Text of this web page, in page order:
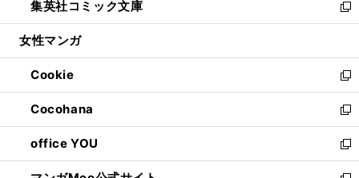
く
で
開
ド
ウ
開
く
ィ
ン
ウ
で
開
く
い
ウ
ン
ド
ウ
で
開
く
集英社コミック文庫
新
し
ウ
ィ
ン
ド
ウ
で
開
女性マンガ
Cookie
新
し
い
ウ
ィ
ン
Cocohana
新
し
い
ウ
office YOU
新
し